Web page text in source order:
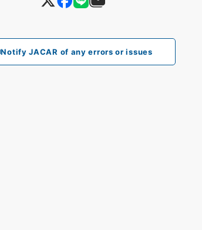
Notify JACAR of any errors or issues